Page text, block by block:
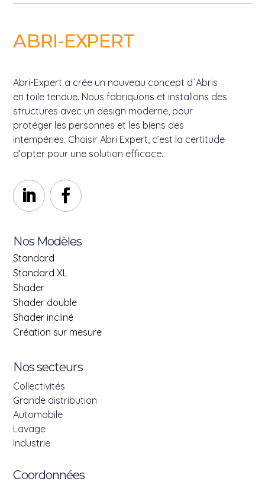
ABRI-EXPERT
Abri-Expert a crée un nouveau concept d´Abris
en toile tendue. Nous fabriquons et installons des
structures avec un design moderne, pour
protéger les personnes et les biens des
intempéries. Choisir Abri Expert, c’est la certitude
d’opter pour une solution efficace.
Nos Modèles
Standard
Standard XL
Shader
Shader double
Shader incliné
Création sur mesure
Nos secteurs
Collectivités
Grande distribution
Automobile
Lavage
Industrie
Coordonnées